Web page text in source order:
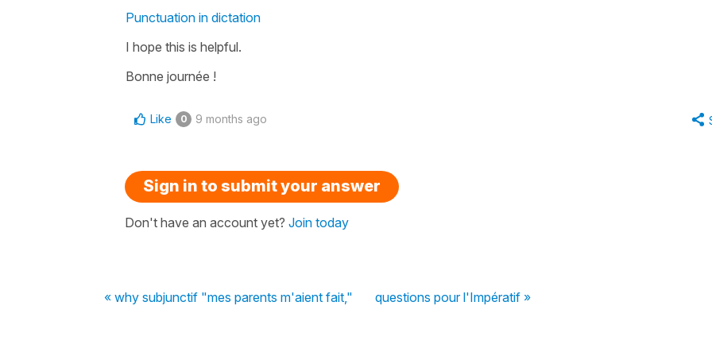
Punctuation in dictation
I hope this is helpful.
Bonne journée !
Like 0 9 months ago
Sign in to submit your answer
Don't have an account yet? Join today
« why subjunctif "mes parents m'aient fait," questions pour l'Impératif »